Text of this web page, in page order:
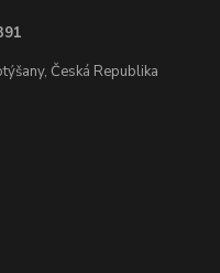
Česká Republika